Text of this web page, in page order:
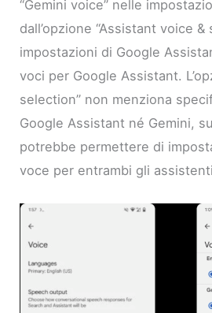
“Gemini voice” nelle
dall’opzione “Assistant voice &
impostazioni di Google
voci per Google Assistant.
selection” non menziona
Google Assistant né Gemini,
potrebbe permettere di
voce per entrambi gli